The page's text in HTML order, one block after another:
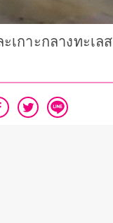
กาะกลางทะเล